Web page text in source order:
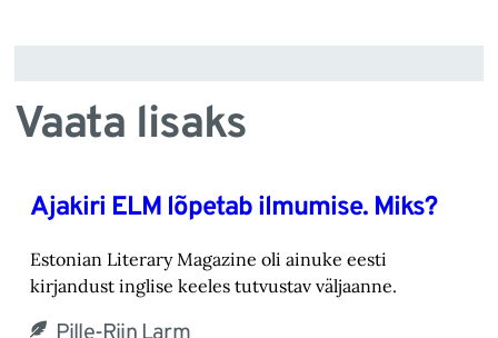
Vaata lisaks
Ajakiri ELM lõpetab ilmumise. Miks?
Estonian Literary Magazine oli ainuke eesti
kirjandust inglise keeles tutvustav väljaanne.